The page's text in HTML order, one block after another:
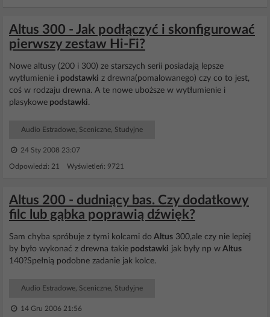
Altus 300 - Jak podłączyć i skonfigurować
pierwszy zestaw Hi-Fi?
Nowe altusy (200 i 300) ze starszych serii posiadają lepsze
wytłumienie i podstawki z drewna(pomalowanego) czy co to jest,
coś w rodzaju drewna. A te nowe uboższe w wytłumienie i
plasykowe podstawki.
Audio Estradowe, Sceniczne, Studyjne
24 Sty 2008 23:07
Odpowiedzi: 21 Wyświetleń: 9721
Altus 200 - dudniący bas. Czy dodatkowy
filc lub gąbka poprawią dźwięk?
Sam chyba spróbuje z tymi kolcami do Altus 300,ale czy nie lepiej
by było wykonać z drewna takie podstawki jak były np w Altus
140?Spełnią podobne zadanie jak kolce.
Audio Estradowe, Sceniczne, Studyjne
14 Gru 2006 21:56